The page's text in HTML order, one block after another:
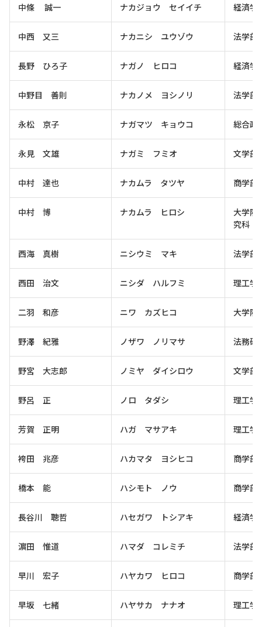
中條 誠一 ナカジョウ セイイチ 経済学
中西 又三 ナカニシ ユウゾウ 法学部
長野 ひろ子 ナガノ ヒロコ 経済学
中野目 善則 ナカノメ ヨシノリ 法学部
永松 京子 ナガマツ キョウコ 総合政
永見 文雄 ナガミ フミオ 文学部
中村 達也 ナカムラ タツヤ 商学部
中村 博 ナカムラ ヒロシ
大学院
究科
西海 真樹 ニシウミ マキ 法学部
西田 治文 ニシダ ハルフミ 理工学
二羽 和彦 ニワ カズヒコ 大学院
野澤 紀雅 ノザワ ノリマサ 法務研
野宮 大志郎 ノミヤ ダイシロウ 文学部
野呂 正 ノロ タダシ 理工学
芳賀 正明 ハガ マサアキ 理工学
袴田 兆彦 ハカマタ ヨシヒコ 商学部
橋本 能 ハシモト ノウ 商学部
長谷川 聰哲 ハセガワ トシアキ 経済学
濵田 惟道 ハマダ コレミチ 法学部
早川 宏子 ハヤカワ ヒロコ 商学部
早坂 七緒 ハヤサカ ナナオ 理工学